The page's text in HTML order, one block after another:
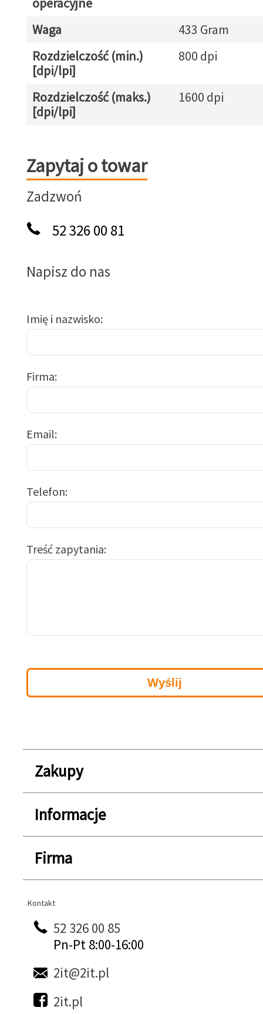
Waga
433 Gram
Rozdzielczość (min.)
[dpi/lpi]
800 dpi
Rozdzielczość (maks.)
[dpi/lpi]
1600 dpi
Zapytaj o towar
Zapytaj o towar
Zadzwoń
52 326 00 81
Napisz do nas
Imię i nazwisko
Firma
Email
Telefon
Treść zapytania
Zakupy
Informacje
Firma
Kontakt
Kontakt
52 326 00 85
Pn-Pt 8:00-16:00
2it@2it.pl
2it.pl